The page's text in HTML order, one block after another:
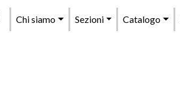
Menu
principale
Chi siamo Sezioni Catalogo